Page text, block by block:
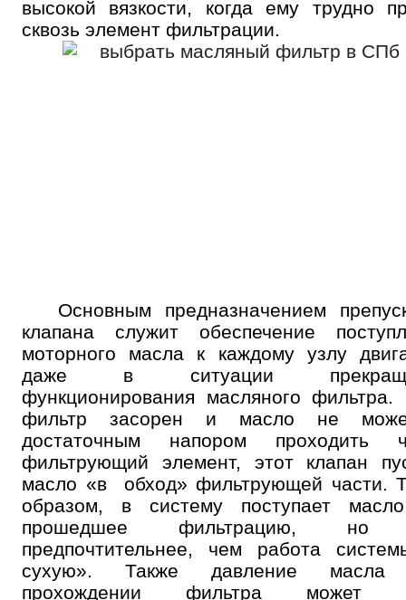
высокой вязкости, когда ему трудно
сквозь элемент фильтрации.
Основным предназначением
клапана служит обеспечение
моторного масла к каждому узлу
даже в ситуации
функционирования масляного фильтра.
фильтр засорен и масло не
достаточным напором проходить
фильтрующий элемент, этот клапан
масло «в обход» фильтрующей части.
образом, в систему поступает
прошедшее фильтрацию, но
предпочтительнее, чем работа
сухую». Также давление масла
прохождении фильтра может